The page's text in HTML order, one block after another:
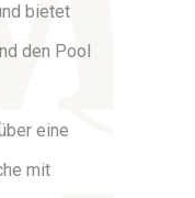
bietet
den Pool
eine
mit